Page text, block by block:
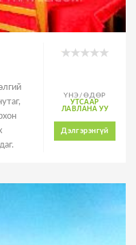
ҮНЭ/ӨДӨР
УТСААР
ЛАВЛАНА УУ
Дэлгэрэнгүй